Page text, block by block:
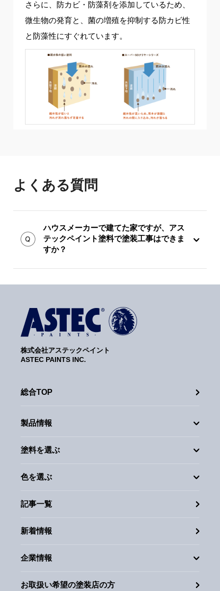
さらに、防カビ・防藻剤を添加しているため、
微生物の発育と、菌の増殖を抑制する防カビ性
と防藻性にすぐれています。
よくある質問
ハウスメーカーで建てた家ですが、アス
テックペイント塗料で塗装工事はできま
すか？
株式会社アステックペイント
ASTEC PAINTS INC.
総合TOP
製品情報
塗料を選ぶ
色を選ぶ
記事一覧
新着情報
企業情報
お取扱い希望の塗装店の方